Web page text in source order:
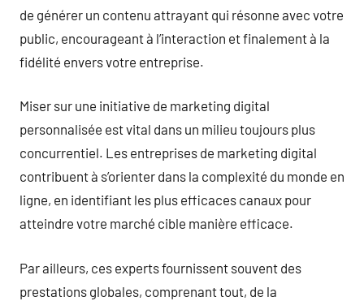
de générer un contenu attrayant qui résonne avec votre
public, encourageant à l’interaction et finalement à la
fidélité envers votre entreprise.
Miser sur une initiative de marketing digital
personnalisée est vital dans un milieu toujours plus
concurrentiel. Les entreprises de marketing digital
contribuent à s’orienter dans la complexité du monde en
ligne, en identifiant les plus efficaces canaux pour
atteindre votre marché cible manière efficace.
Par ailleurs, ces experts fournissent souvent des
prestations globales, comprenant tout, de la